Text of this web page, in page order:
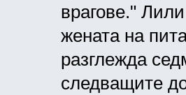
врагове."
жената на
разглежда
следващите